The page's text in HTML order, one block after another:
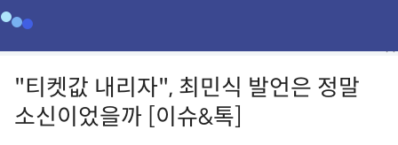
"티켓값 내리자", 최민식 발언은 정말
소신이었을까 [이슈&톡]